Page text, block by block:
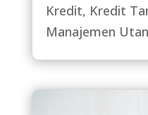
Kredit, Kredit
Manajemen